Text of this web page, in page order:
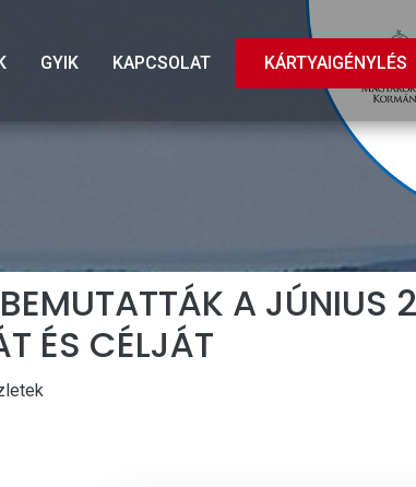
GYIK KAPCSOLAT KÁRTYAIGÉNYLÉS
A JÚNIUS
ÉS CÉLJÁT